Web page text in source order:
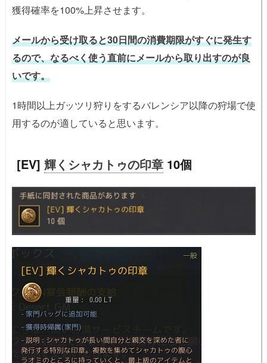
獲得確率を100%上昇させます。
メールから受け取ると30日間の消費期限がすぐに発生す
るので、なるべく使う直前にメールから取り出すのが良
いです。
1時間以上ガッツリ狩りをするバレンシア以降の狩場で使
用するのが適していると思います。
[EV] 輝くシャカトゥの印章 10個